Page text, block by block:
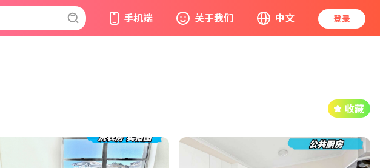
手机端 关于我们 中文 登录